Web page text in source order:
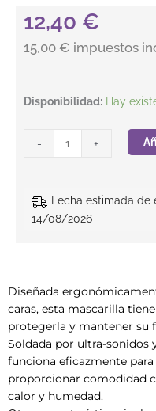
12,40 €
15,00 € impuestos
Disponibilidad: Hay
-
Mascarilla ERGONET
+
Fecha estimada de
14/08/2026
Diseñada
caras, esta mascarilla
protegerla y mantener su
Soldada por ultra-sonidos
funciona eficazmente
proporcionar comodidad
calor y humedad.